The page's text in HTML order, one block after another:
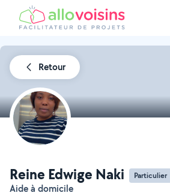
Retour
Reine Edwige Naki Particulier
Aide à domicile